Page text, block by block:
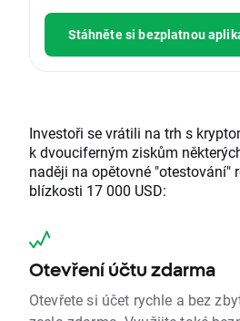
Stáhněte si bezplatnou
Investoři se vrátili na trh s
k dvouciferným ziskům
naději na opětovné "otestování"
blízkosti 17 000 USD:
Otevření účtu zdarma
Otevřete si účet rychle a bez